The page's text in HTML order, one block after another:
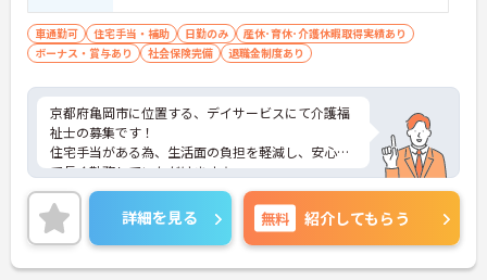
車通勤可 住宅手当・補助 日勤のみ
産休･育休･介護休暇取得実績あり
ボーナス・賞与あり
社会保険完備 退職金制度あり
京都府亀岡市に位置する、デイサービスにて介護福
祉士の募集です！
住宅手当がある為、生活面の負担を軽減し、安心し
て長く勤務していただけます☆
また、昇給・賞与があるので、モチベーションを保
ちながら働くことができます♪
さらに、マイカー通勤可能なので通勤らくらくです
◎
ご興味のある方には、面接対策ポイントなど、さら
詳細を見る 無料 紹介してもらう